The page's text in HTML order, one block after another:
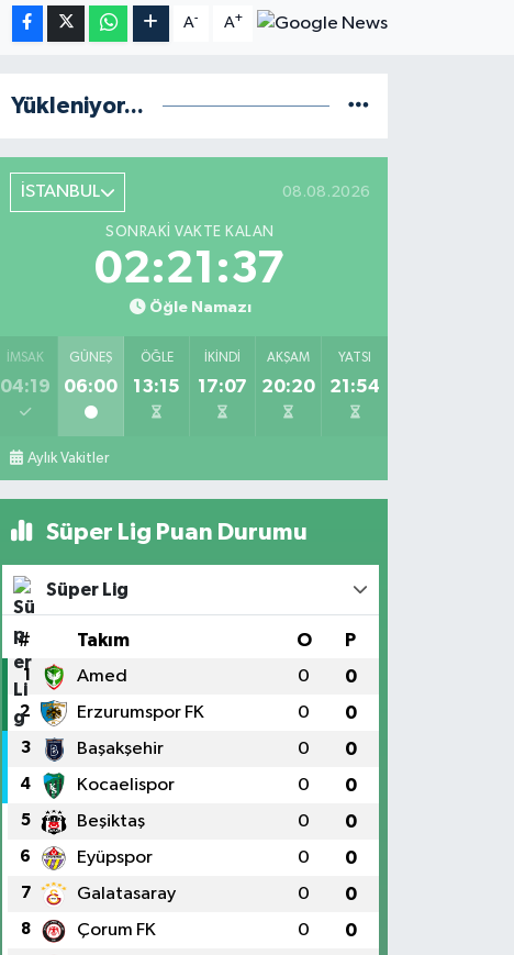
A- A+
Yükleniyor...
İSTANBUL 08.08.2026
SONRAKI VAKTE KALAN
02:21:36
Öğle Namazı
İMSAK
04:19
GÜNEŞ
06:00
ÖĞLE
13:15
İKINDI
17:07
AKŞAM
20:20
YATSI
21:54
Aylık Vakitler
Süper Lig Puan Durumu
Süper Lig
# Takım O P
1 Amed 0 0
2 Erzurumspor FK 0 0
3 Başakşehir 0 0
4 Kocaelispor 0 0
5 Beşiktaş 0 0
6 Eyüpspor 0 0
7 Galatasaray 0 0
8 Çorum FK 0 0